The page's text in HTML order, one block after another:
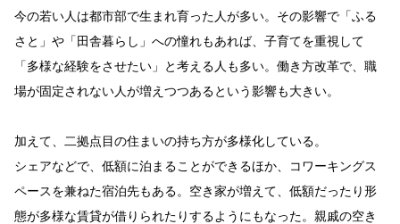
今の若い人は都市部で生まれ育った人が多い。その影響で「ふる
さと」や「田舎暮らし」への憧れもあれば、子育てを重視して
「多様な経験をさせたい」と考える人も多い。働き方改革で、職
場が固定されない人が増えつつあるという影響も大きい。
加えて、二拠点目の住まいの持ち方が多様化している。
シェアなどで、低額に泊まることができるほか、コワーキングス
ペースを兼ねた宿泊先もある。空き家が増えて、低額だったり形
態が多様な賃貸が借りられたりするようにもなった。親戚の空き